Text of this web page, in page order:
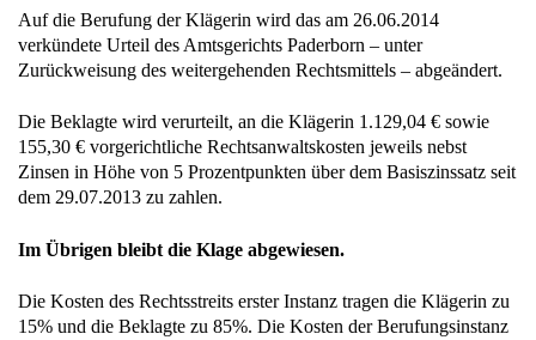
Auf die Berufung der Klägerin wird das am 26.06.2014
verkündete Urteil des Amtsgerichts Paderborn – unter
Zurückweisung des weitergehenden Rechtsmittels – abgeändert.
Die Beklagte wird verurteilt, an die Klägerin 1.129,04 € sowie
155,30 € vorgerichtliche Rechtsanwaltskosten jeweils nebst
Zinsen in Höhe von 5 Prozentpunkten über dem Basiszinssatz seit
dem 29.07.2013 zu zahlen.
Im Übrigen bleibt die Klage abgewiesen.
Die Kosten des Rechtsstreits erster Instanz tragen die Klägerin zu
15% und die Beklagte zu 85%. Die Kosten der Berufungsinstanz